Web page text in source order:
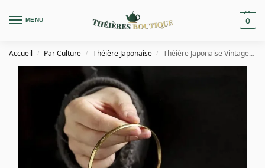
MENU 0
Accueil / Par Culture / Théière Japonaise / Théière Japonaise Vintage en Céramique 200ml